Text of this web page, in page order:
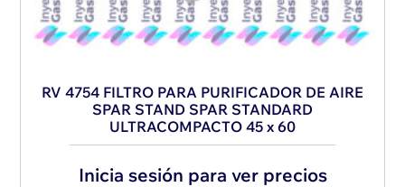
RV 4754 FILTRO PARA PURIFICADOR DE AIRE
SPAR STAND SPAR STANDARD
ULTRACOMPACTO 45 x 60
Inicia sesión para ver precios